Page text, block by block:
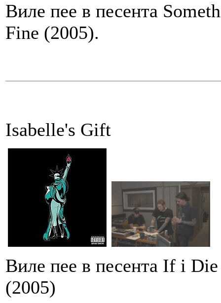
Виле пее в песента
Fine (2005).
Isabelle's Gift
Виле пее в песента If i
(2005)